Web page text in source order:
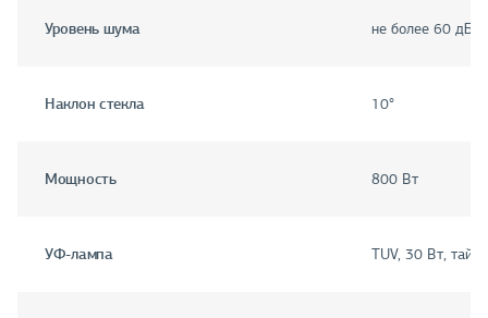
Уровень шума не более 60 дБА
Наклон стекла 10°
Мощность 800 Вт
УФ-лампа TUV, 30 Вт,